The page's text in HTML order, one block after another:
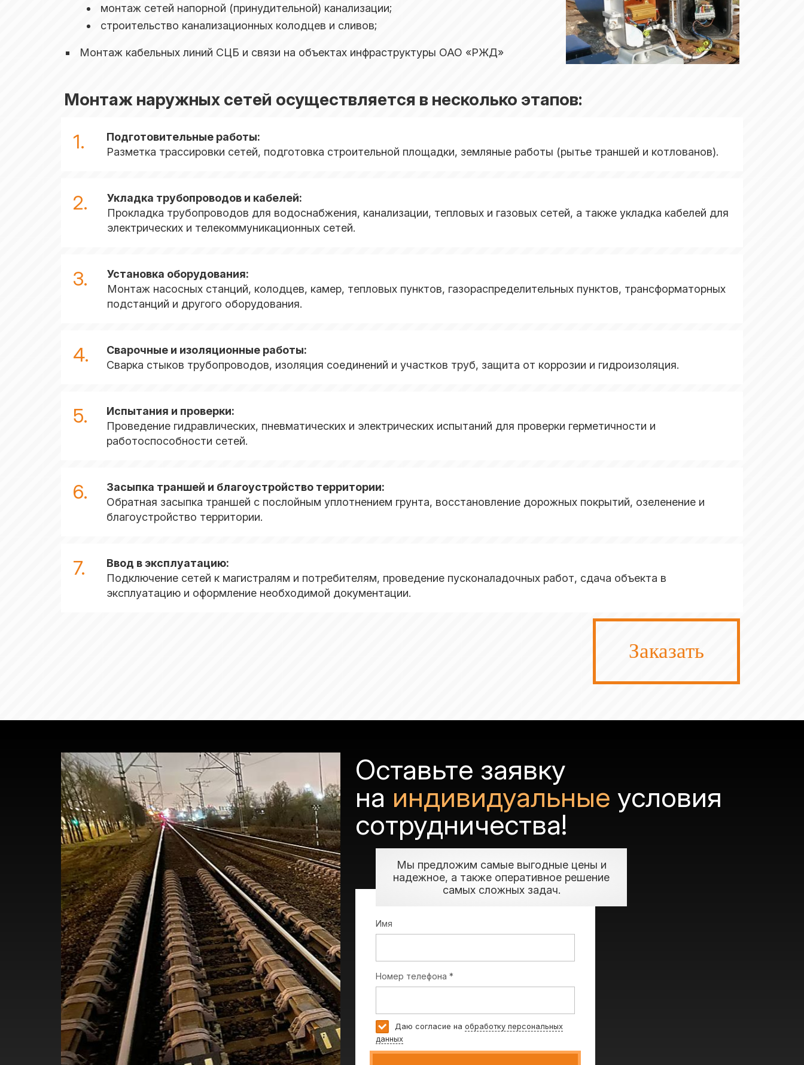
монтаж сетей напорной (принудительной) канализации;
строительство канализационных колодцев и сливов;
Монтаж кабельных линий СЦБ и связи на объектах инфраструктуры ОАО «РЖД»
Монтаж наружных сетей осуществляется в несколько этапов:
1.
Подготовительные работы:
Разметка трассировки сетей, подготовка строительной площадки, земляные работы (рытье траншей и котлованов).
2.
Укладка трубопроводов и кабелей:
Прокладка трубопроводов для водоснабжения, канализации, тепловых и газовых сетей, а также укладка кабелей для
электрических и телекоммуникационных сетей.
3.
Установка оборудования:
Монтаж насосных станций, колодцев, камер, тепловых пунктов, газораспределительных пунктов, трансформаторных
подстанций и другого оборудования.
4.
Сварочные и изоляционные работы:
Сварка стыков трубопроводов, изоляция соединений и участков труб, защита от коррозии и гидроизоляция.
5.
Испытания и проверки:
Проведение гидравлических, пневматических и электрических испытаний для проверки герметичности и
работоспособности сетей.
6.
Засыпка траншей и благоустройство территории:
Обратная засыпка траншей с послойным уплотнением грунта, восстановление дорожных покрытий, озеленение и
благоустройство территории.
7.
Ввод в эксплуатацию:
Подключение сетей к магистралям и потребителям, проведение пусконаладочных работ, сдача объекта в
эксплуатацию и оформление необходимой документации.
Заказать
Оставьте заявку
на индивидуальные условия
сотрудничества!
Мы предложим самые выгодные цены и
надежное, а также оперативное решение
самых сложных задач.
Имя
Номер телефона *
Даю согласие на обработку персональных
данных